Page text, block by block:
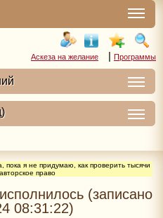
Аскеза на желание | Программы
пока я не придумаю, как проверить тысячи
право
(записано
08:31:22)